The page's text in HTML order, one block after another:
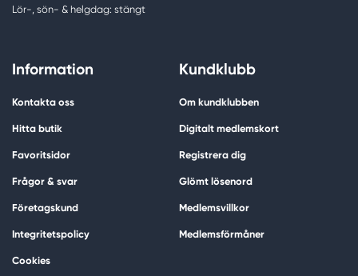
Lör-, sön- & helgdag: stängt
Information
Kontakta oss
Hitta butik
Favoritsidor
Frågor & svar
Företagskund
Integritetspolicy
Cookies
Kundklubb
Om kundklubben
Digitalt medlemskort
Registrera dig
Glömt lösenord
Medlemsvillkor
Medlemsförmåner